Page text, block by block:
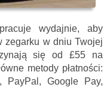
wydajnie, aby
zegarku w dniu Twojej
się od £55 na
metody płatności:
PayPal, Google Pay,